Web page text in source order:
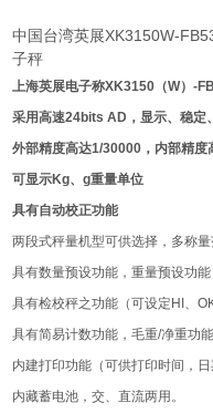
中国台湾英展XK3150W-
子秤
上海英展电子称XK3150（W）-
采用高速24bits AD，显示、稳定
外部精度高达1/30000，内部精度
可显示Kg、g重量单位
具有自动校正功能
两段式秤量机型可供选择，多称
具有数量预设功能，重量预设功
具有检校秤之功能（可设定HI、
具有简易计数功能，毛重/净重功
内建打印功能（可供打印时间，日
内藏蓄电池，交、直流两用。